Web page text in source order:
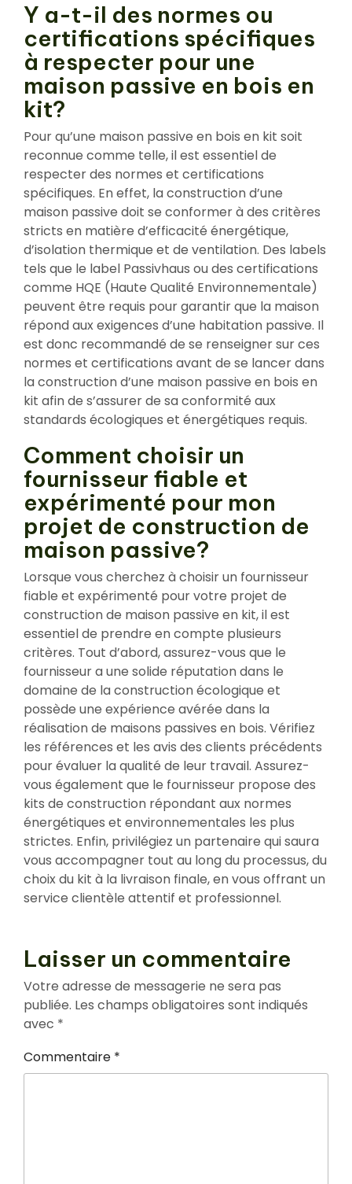
Y a-t-il des normes ou
certifications spécifiques
à respecter pour une
maison passive en bois en
kit?
Pour qu’une maison passive en bois en kit soit
reconnue comme telle, il est essentiel de
respecter des normes et certifications
spécifiques. En effet, la construction d’une
maison passive doit se conformer à des critères
stricts en matière d’efficacité énergétique,
d’isolation thermique et de ventilation. Des labels
tels que le label Passivhaus ou des certifications
comme HQE (Haute Qualité Environnementale)
peuvent être requis pour garantir que la maison
répond aux exigences d’une habitation passive. Il
est donc recommandé de se renseigner sur ces
normes et certifications avant de se lancer dans
la construction d’une maison passive en bois en
kit afin de s’assurer de sa conformité aux
standards écologiques et énergétiques requis.
Comment choisir un
fournisseur fiable et
expérimenté pour mon
projet de construction de
maison passive?
Lorsque vous cherchez à choisir un fournisseur
fiable et expérimenté pour votre projet de
construction de maison passive en kit, il est
essentiel de prendre en compte plusieurs
critères. Tout d’abord, assurez-vous que le
fournisseur a une solide réputation dans le
domaine de la construction écologique et
possède une expérience avérée dans la
réalisation de maisons passives en bois. Vérifiez
les références et les avis des clients précédents
pour évaluer la qualité de leur travail. Assurez-
vous également que le fournisseur propose des
kits de construction répondant aux normes
énergétiques et environnementales les plus
strictes. Enfin, privilégiez un partenaire qui saura
vous accompagner tout au long du processus, du
choix du kit à la livraison finale, en vous offrant un
service clientèle attentif et professionnel.
Laisser un commentaire
Votre adresse de messagerie ne sera pas
publiée. Les champs obligatoires sont indiqués
avec *
Commentaire *